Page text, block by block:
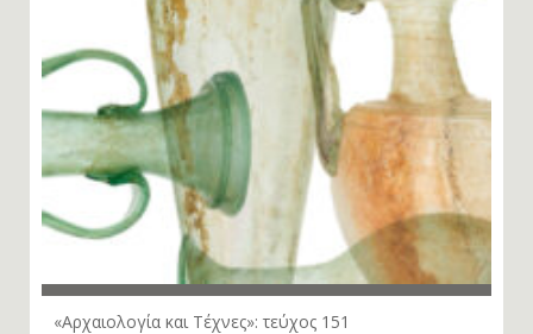
«Αρχαιολογία και Τέχνες»: τεύχος 151